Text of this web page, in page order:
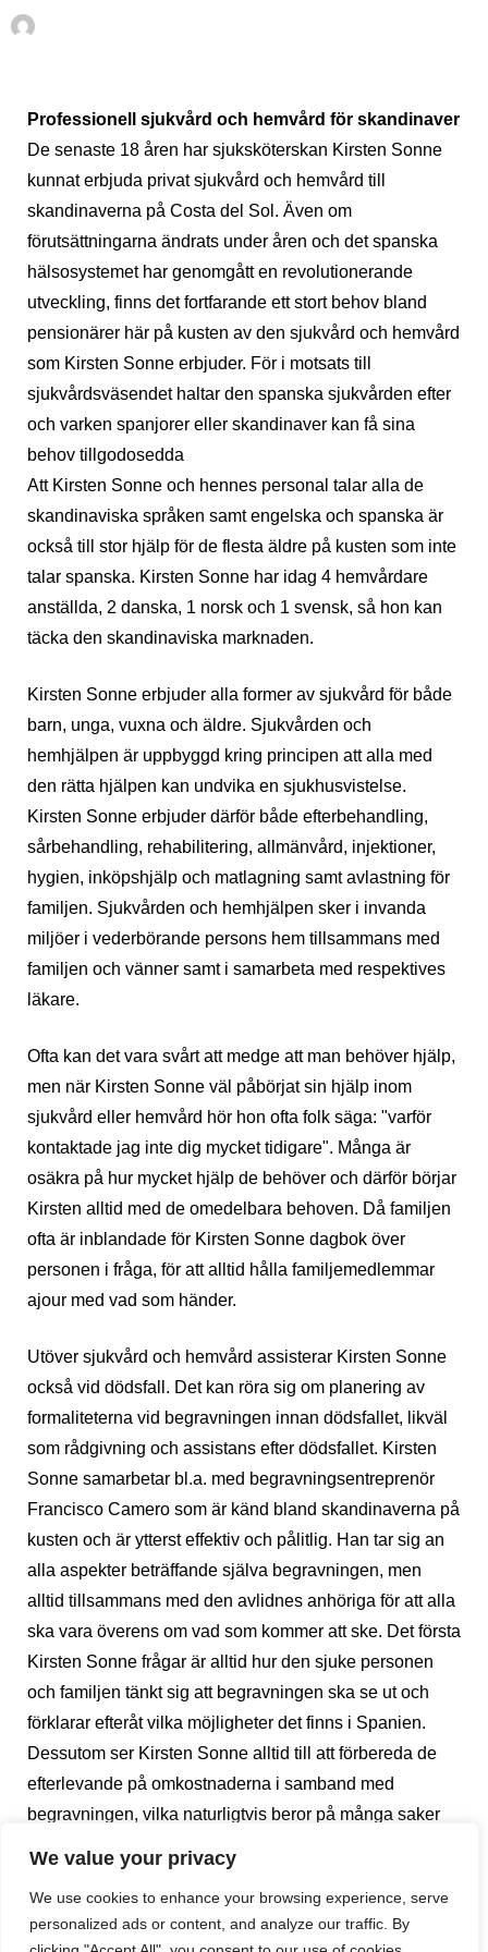
We value your privacy
We use cookies to enhance your browsing experience, serve
personalized ads or content, and analyze our traffic. By
Professionell sjukvård och hemvård för skandinaver
De senaste 18 åren har sjuksköterskan Kirsten Sonne
kunnat erbjuda privat sjukvård och hemvård till
skandinaverna på Costa del Sol. Även om
förutsättningarna ändrats under åren och det spanska
hälsosystemet har genomgått en revolutionerande
utveckling, finns det fortfarande ett stort behov bland
pensionärer här på kusten av den sjukvård och hemvård
som Kirsten Sonne erbjuder. För i motsats till
sjukvårdsväsendet haltar den spanska sjukvården efter
och varken spanjorer eller skandinaver kan få sina
behov tillgodosedda
Att Kirsten Sonne och hennes personal talar alla de
skandinaviska språken samt engelska och spanska är
också till stor hjälp för de flesta äldre på kusten som inte
talar spanska. Kirsten Sonne har idag 4 hemvårdare
anställda, 2 danska, 1 norsk och 1 svensk, så hon kan
täcka den skandinaviska marknaden.
Kirsten Sonne erbjuder alla former av sjukvård för både
barn, unga, vuxna och äldre. Sjukvården och
hemhjälpen är uppbyggd kring principen att alla med
den rätta hjälpen kan undvika en sjukhusvistelse.
Kirsten Sonne erbjuder därför både efterbehandling,
sårbehandling, rehabilitering, allmänvård, injektioner,
hygien, inköpshjälp och matlagning samt avlastning för
familjen. Sjukvården och hemhjälpen sker i invanda
miljöer i vederbörande persons hem tillsammans med
familjen och vänner samt i samarbeta med respektives
läkare.
Ofta kan det vara svårt att medge att man behöver hjälp,
men när Kirsten Sonne väl påbörjat sin hjälp inom
sjukvård eller hemvård hör hon ofta folk säga: "varför
kontaktade jag inte dig mycket tidigare". Många är
osäkra på hur mycket hjälp de behöver och därför börjar
Kirsten alltid med de omedelbara behoven. Då familjen
ofta är inblandade för Kirsten Sonne dagbok över
personen i fråga, för att alltid hålla familjemedlemmar
ajour med vad som händer.
Utöver sjukvård och hemvård assisterar Kirsten Sonne
också vid dödsfall. Det kan röra sig om planering av
formaliteterna vid begravningen innan dödsfallet, likväl
som rådgivning och assistans efter dödsfallet. Kirsten
Sonne samarbetar bl.a. med begravningsentreprenör
Francisco Camero som är känd bland skandinaverna på
kusten och är ytterst effektiv och pålitlig. Han tar sig an
alla aspekter beträffande själva begravningen, men
alltid tillsammans med den avlidnes anhöriga för att alla
ska vara överens om vad som kommer att ske. Det första
Kirsten Sonne frågar är alltid hur den sjuke personen
och familjen tänkt sig att begravningen ska se ut och
förklarar efteråt vilka möjligheter det finns i Spanien.
Dessutom ser Kirsten Sonne alltid till att förbereda de
efterlevande på omkostnaderna i samband med
begravningen, vilka naturligtvis beror på många saker
beroende på hur omfattande man önskar att
begravningen ska vara.
För ytterligare information om Kirsten Sonnes sjukvård,